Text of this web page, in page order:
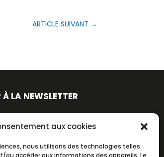
aux cookies
nous utilisons des technologies telles
ou accéder aux informations des appareils. Le
ARTICLE SUIVANT →
LA NEWSLETTER